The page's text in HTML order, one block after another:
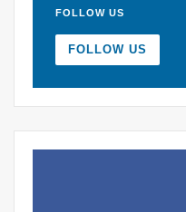
FOLLOW US
FOLLOW US